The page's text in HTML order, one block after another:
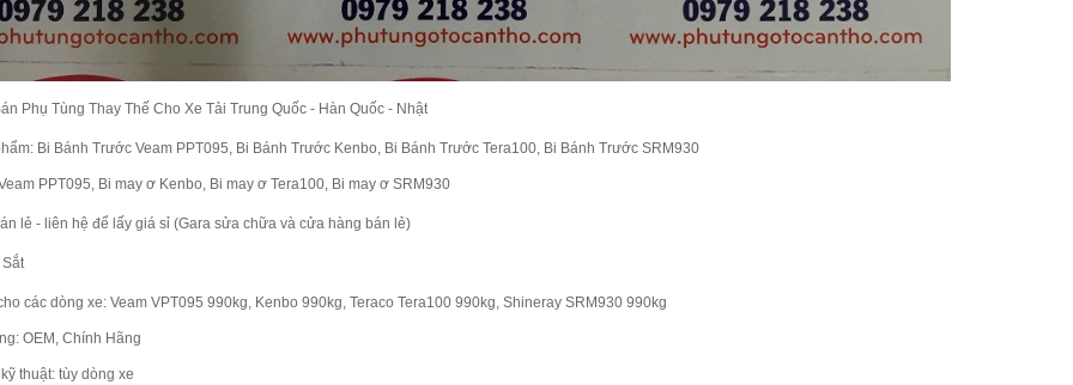
Phụ Tùng Thay Thế Cho Xe Tải Trung Quốc - Hàn Quốc - Nhật
Bi Bánh Trước Veam PPT095, Bi Bánh Trước Kenbo, Bi Bánh Trước Tera100, Bi Bánh Trước SRM930
PPT095, Bi may ơ Kenbo, Bi may ơ Tera100, Bi may ơ SRM930
lẻ - liên hệ để lấy giá sỉ (Gara sửa chữa và cửa hàng bán lẻ)
các dòng xe: Veam VPT095 990kg, Kenbo 990kg, Teraco Tera100 990kg, Shineray SRM930 990kg
OEM, Chính Hãng
thuật: tùy dòng xe